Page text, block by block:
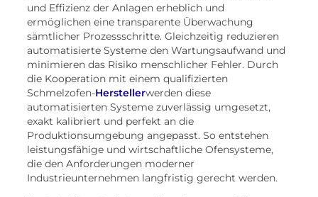
und Effizienz der Anlagen erheblich und
ermöglichen eine transparente Überwachung
sämtlicher Prozessschritte. Gleichzeitig reduzieren
automatisierte Systeme den Wartungsaufwand und
minimieren das Risiko menschlicher Fehler. Durch
die Kooperation mit einem qualifizierten
Schmelzofen-Herstellerwerden diese
automatisierten Systeme zuverlässig umgesetzt,
exakt kalibriert und perfekt an die
Produktionsumgebung angepasst. So entstehen
leistungsfähige und wirtschaftliche Ofensysteme,
die den Anforderungen moderner
Industrieunternehmen langfristig gerecht werden.